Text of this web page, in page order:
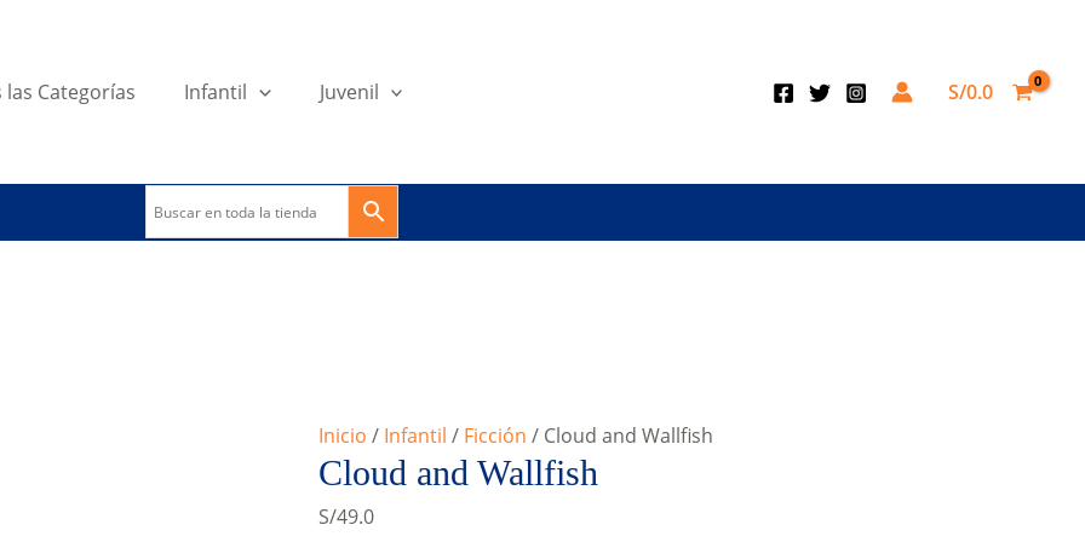
las Categorías Infantil Juvenil S/0.0
Inicio / Infantil / Ficción / Cloud and Wallfish
Cloud and Wallfish
S/49.0